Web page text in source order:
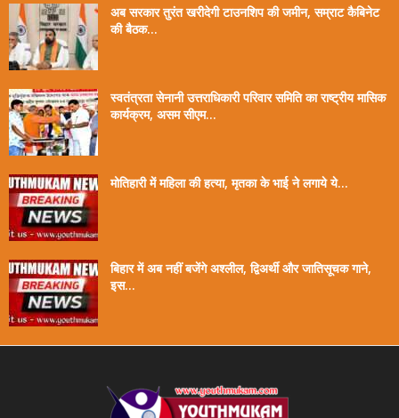
अब सरकार तुरंत खरीदेगी टाउनशिप की जमीन, सम्राट कैबिनेट
की बैठक...
स्वतंत्रता सेनानी उत्तराधिकारी परिवार समिति का राष्ट्रीय मासिक
कार्यक्रम, असम सीएम...
मोतिहारी में महिला की हत्या, मृतका के भाई ने लगाये ये...
बिहार में अब नहीं बजेंगे अश्लील, द्विअर्थी और जातिसूचक गाने,
इस...